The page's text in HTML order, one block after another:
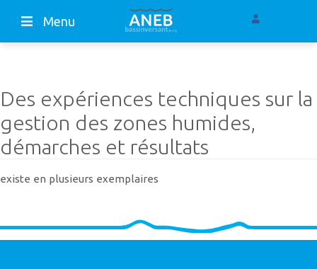
Menu
Des expériences techniques sur la
gestion des zones humides,
démarches et résultats
existe en plusieurs exemplaires